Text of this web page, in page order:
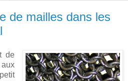
de mailles dans les
de